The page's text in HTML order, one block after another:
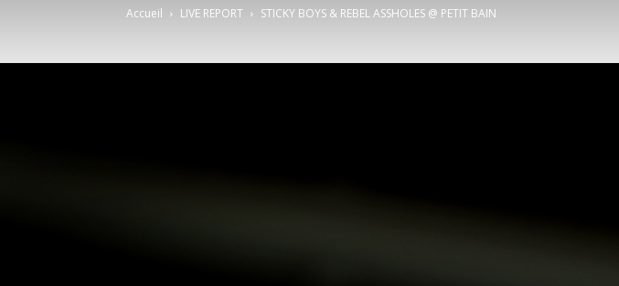
Accueil LIVE REPORT STICKY BOYS & REBEL ASSHOLES @ PETIT BAIN